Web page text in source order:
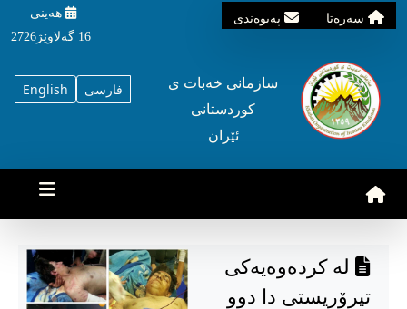
سه‌ره‌تا په‌یوه‌ندی
هه‌ینی
16 گه‌لاوێژ2726
English فارسی
سازمانی خه‌بات ی
کوردستانی
ئێران
لە کردەوەیەکی
تیرۆریستی دا دوو